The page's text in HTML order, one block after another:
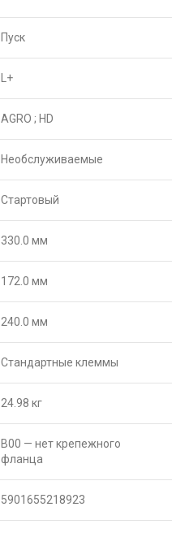
Пуск
L+
AGRO ; HD
Необслуживаемые
Стартовый
330.0 мм
172.0 мм
240.0 мм
Стандартные клеммы
24.98 кг
B00 — нет крепежного
фланца
5901655218923